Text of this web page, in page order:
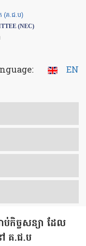
ត (គ.ជ.ប)
(NEC)
EN
ប់កិច្ចសន្យា ដែល​
ៅ គ.ជ.ប